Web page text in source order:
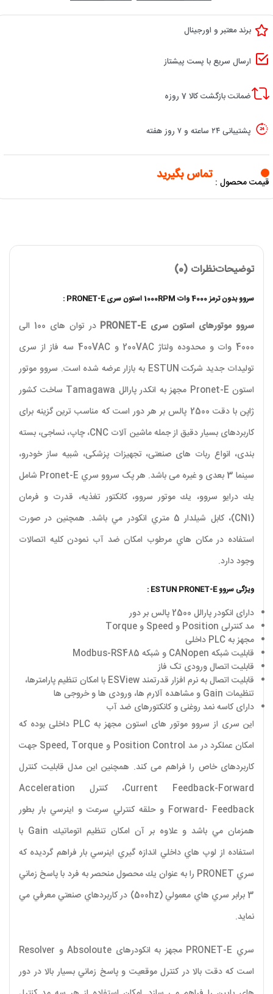
برند معتبر و اورجینال
ارسال سریع با پست پیشتاز
ضمانت بازگشت کالا 7 روزه
پشتیبانی ۲۴ ساعته و ۷ روز هفته
قیمت محصول : تماس بگیرید
توضیحاتنظرات (0)
سروو بدون ترمز 4000 وات 1000RPM استون سری PRONET-E :
سروو موتورهای استون سری PRONET-E
در توان های 100 الی
4000 وات و محدوده ولتاژ 200VAC و 400VAC سه فاز از سری
تولیدات جدید شرکت ESTUN به بازار عرضه شده است. سروو موتور
استون Pronet-E مجهز به انکدر پارالل Tamagawa ساخت کشور
ژاپن با دقت 2500 پالس بر هر دور است که مناسب ترین گزینه برای
کاربردهای بسیار دقیق از جمله ماشین آلات CNC، چاپ، نساجی، بسته
بندی، انواع ربات های صنعتی، تجهیزات پزشکی، شبیه ساز خودرو،
سینما 3 بعدی و غیره می باشد. هر پک سروو سري Pronet-E شامل
يك درايو سروو، يك موتور سروو،‌ كانكتور تغذیه، قدرت و فرمان
(CN1)، كابل شيلدار 5 متري انکودر مي باشد. همچنين در صورت
استفاده در مكان هاي مرطوب امكان ضد آب نمودن كليه اتصالات
وجود دارد.
ویژگی سروو ESTUN PRONET-E :
دارای انکودر پارالل 2500 پالس بر دور
مد کنترلی Position و Speed و Torque
مجهز به PLC داخلی
قابلیت شبکه CANopen و شبکه Modbus-RS485
قابلیت اتصال ورودی تک فاز
قابلیت اتصال به نرم افزار قدرتمند ESView با امکان تنظیم پارامترها،
تنظیمات Gain و مشاهده آلارم ها، ورودی ها و خروجی ها
دارای کاسه نمد روغنی و کانکتورهای ضد آب
این سری از سروو موتور های استون مجهز به PLC داخلی بوده که
امکان عملکرد در مد Position Control و Speed, Torque جهت
کاربردهای خاص را فراهم می کند. همچنین این مدل قابليت كنترل
Current Feedback-Forward، كنترل Acceleration
Forward- Feedback و حلقه كنترلي سرعت و اينرسي بار بطور
همزمان مي باشد و علاوه بر آن امكان تنظيم اتوماتيك Gain‌ با
استفاده از لوپ هاي داخلي اندازه گيري اينرسي بار فراهم گرديده كه
سري PRONET را به عنوان يك محصول منحصر به فرد با پاسخ زماني
3 برابر سري هاي معمولي (500hz) در كاربردهاي صنعتي معرفي مي
نمايد.
است كه دقت بالا در كنترل موقعيت و پاسخ زماني بسيار بالا در دور